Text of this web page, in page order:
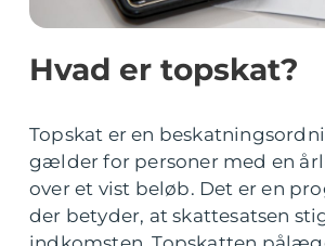
Hvad er topskat?
Topskat er en
gælder for personer med en
over et vist beløb. Det er en
der betyder, at skattesatsen